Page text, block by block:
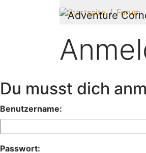
Startseite Forum
Du musst dich
Benutzername:
Passwort: